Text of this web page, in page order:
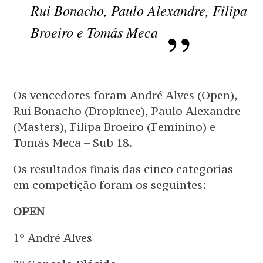
Rui Bonacho, Paulo Alexandre, Filipa
Broeiro e Tomás Meca
Os vencedores foram André Alves (Open),
Rui Bonacho (Dropknee), Paulo Alexandre
(Masters), Filipa Broeiro (Feminino) e
Tomás Meca – Sub 18.
Os resultados finais das cinco categorias
em competição foram os seguintes:
OPEN
1º André Alves